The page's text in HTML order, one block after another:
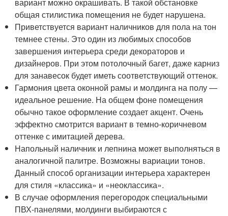
общая стилистика помещения не будет нарушена.
Приветствуется вариант наличников для пола на тон
темнее стены. Это один из любимых способов
завершения интерьера среди декораторов и
дизайнеров. При этом потолочный багет, даже карниз
для занавесок будет иметь соответствующий оттенок.
Гармония цвета оконной рамы и молдинга на полу —
идеальное решение. На общем фоне помещения
обычно такое оформление создает акцент. Очень
эффектно смотрится вариант в темно-коричневом
оттенке с имитацией дерева.
Напольный наличник и лепнина может выполняться в
аналогичной палитре. Возможны вариации тонов.
Данный способ организации интерьера характерен
для стиля «классика» и «неоклассика».
В случае оформления перегородок специальными
ПВХ-панелями, молдинги выбираются с